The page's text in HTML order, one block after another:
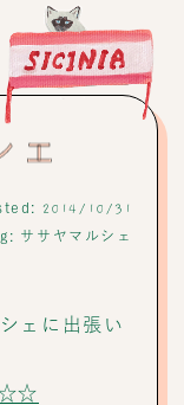
ェ
2014/10/31
ササヤマルシェ
ェに出張い